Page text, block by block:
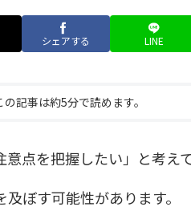
シェアする LINE
の記事は約5分で読めます。
点を把握したい」と考え
ぼす可能性があります。